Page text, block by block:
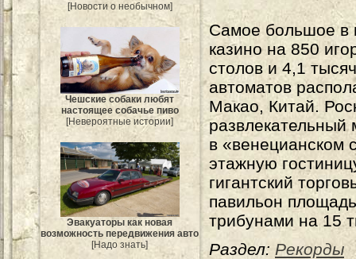
[Новости о необычном]
Чешские собаки любят
настоящее собачье пиво
[Невероятные истории]
Эвакуаторы как новая
возможность передвижения авто
[Надо знать]
Самое большое в
казино на 850
столов и 4,1
автоматов
Макао, Китай.
развлекательный
в «венецианском
этажную
гигантский
павильон
трибунами на 15
Раздел: Рекорды